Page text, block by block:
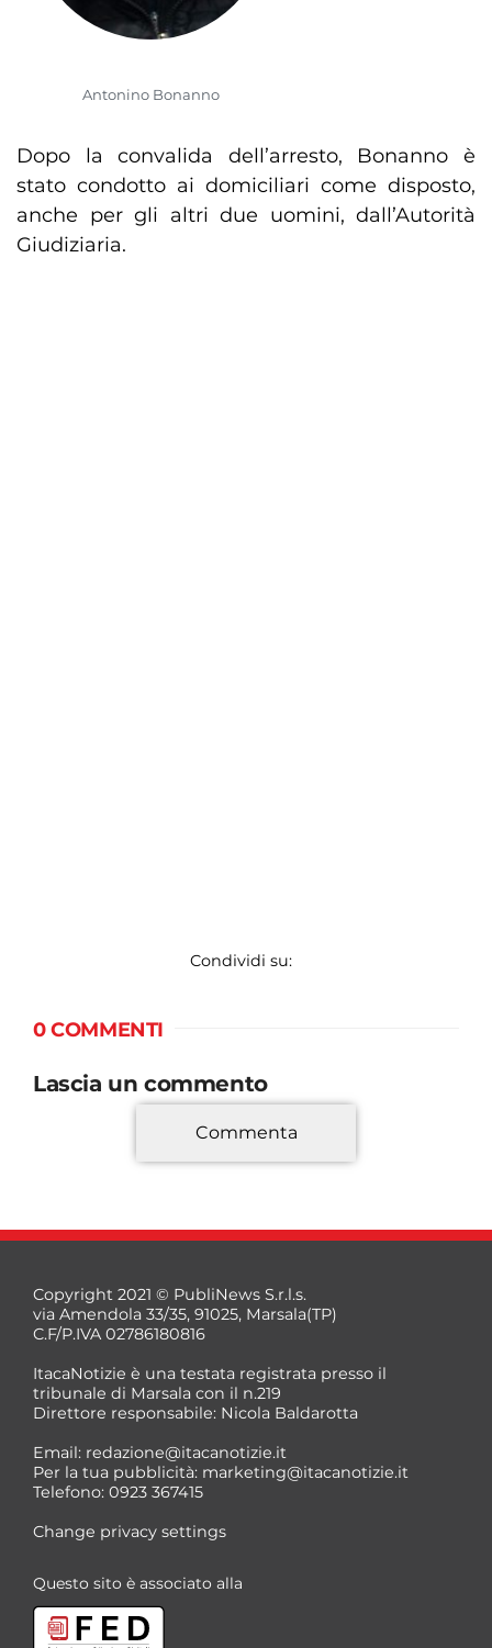
Antonino Bonanno
Dopo la convalida dell’arresto, Bonanno è
stato condotto ai domiciliari come disposto,
anche per gli altri due uomini, dall’Autorità
Giudiziaria.
Condividi su:
0 COMMENTI
Lascia un commento
*
*
Commenta
Copyright 2021 © PubliNews S.r.l.s.
via Amendola 33/35, 91025, Marsala(TP)
C.F/P.IVA 02786180816
ItacaNotizie è una testata registrata presso il
tribunale di Marsala con il n.219
Direttore responsabile: Nicola Baldarotta
Email: redazione@itacanotizie.it
Per la tua pubblicità: marketing@itacanotizie.it
Telefono: 0923 367415
Change privacy settings
Questo sito è associato alla